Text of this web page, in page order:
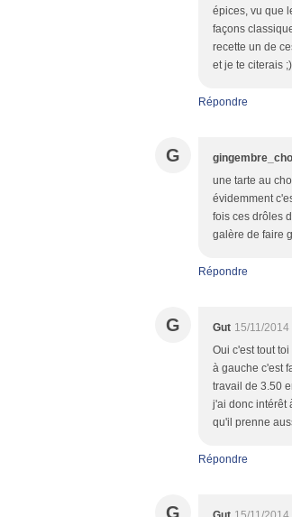
épices, vu que
façons
recette un de
et je te citerais ;)
Répondre
G
une tarte au
évidemment
fois ces drôles
galère de faire
Répondre
G Gut 15/11/2014
Oui c'est tout
à gauche c'est
travail de 3.50
j'ai donc intérêt
qu'il prenne
Répondre
G